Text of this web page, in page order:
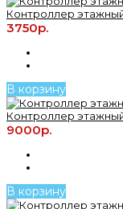
Контроллер
3750р.
В корзину
Контроллер
9000р.
В корзину